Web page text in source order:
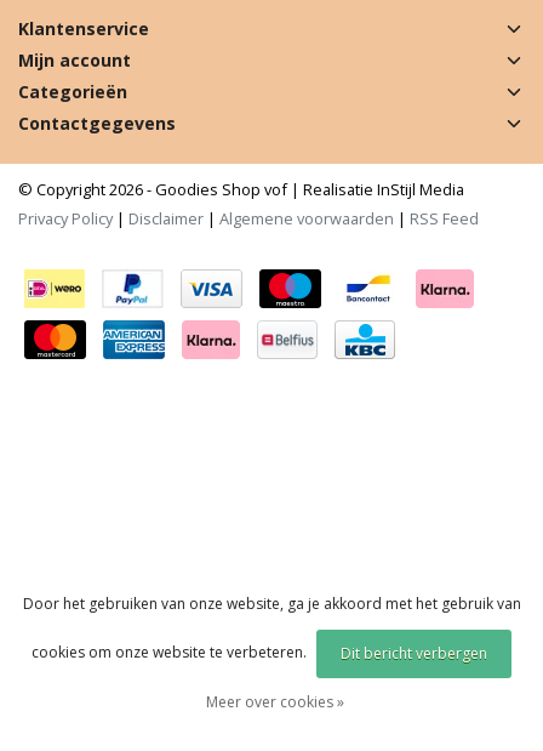
Klantenservice
Mijn account
Categorieën
Contactgegevens
© Copyright 2026 - Goodies Shop vof | Realisatie InStijl Media
Privacy Policy| Disclaimer | Algemene voorwaarden | RSS Feed
Door het gebruiken van onze website, ga je akkoord met het gebruik van
cookies om onze website te verbeteren. Dit bericht verbergen
Meer over cookies »